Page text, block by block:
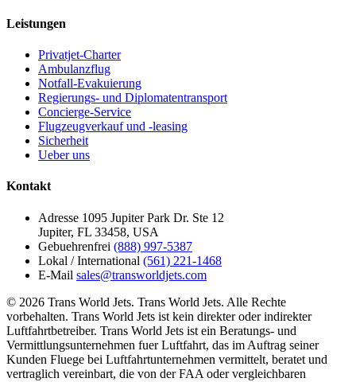
Leistungen
Privatjet-Charter
Ambulanzflug
Notfall-Evakuierung
Regierungs- und Diplomatentransport
Concierge-Service
Flugzeugverkauf und -leasing
Sicherheit
Ueber uns
Kontakt
Adresse 1095 Jupiter Park Dr. Ste 12
Jupiter, FL 33458, USA
Gebuehrenfrei (888) 997-5387
Lokal / International (561) 221-1468
E-Mail sales@transworldjets.com
© 2026 Trans World Jets. Trans World Jets. Alle Rechte
vorbehalten. Trans World Jets ist kein direkter oder indirekter
Luftfahrtbetreiber. Trans World Jets ist ein Beratungs- und
Vermittlungsunternehmen fuer Luftfahrt, das im Auftrag seiner
Kunden Fluege bei Luftfahrtunternehmen vermittelt, beratet und
vertraglich vereinbart, die von der FAA oder vergleichbaren